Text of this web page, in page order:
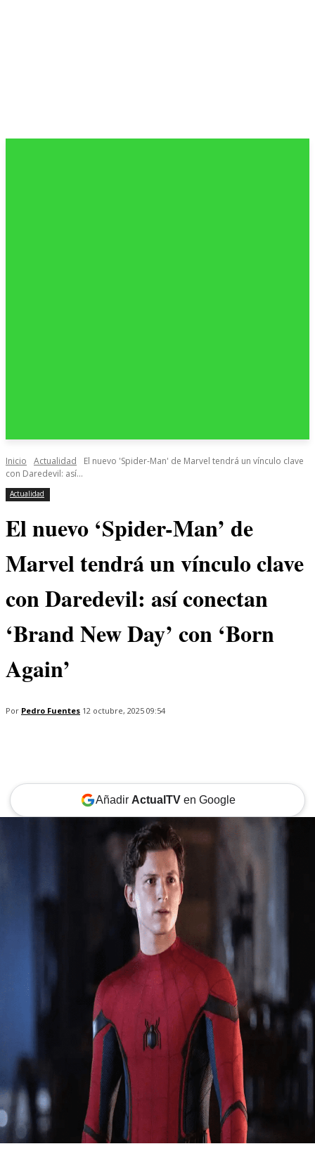
Inicio Actualidad
El nuevo 'Spider-Man' de Marvel tendrá un vínculo clave
con Daredevil: así...
Actualidad
El nuevo ‘Spider-Man’ de
Marvel tendrá un vínculo clave
con Daredevil: así conectan
‘Brand New Day’ con ‘Born
Again’
Por Pedro Fuentes 12 octubre, 2025 09:54
Añadir ActualTVen Google